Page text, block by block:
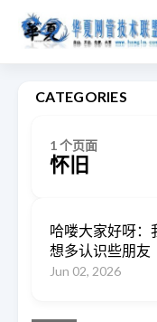
CATEGORIES
1 个页面
怀旧
哈喽大家好呀
想多认识些朋友
Jun 02, 2026